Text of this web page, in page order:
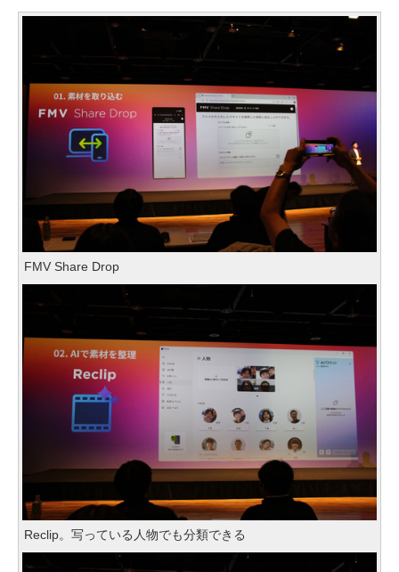
FMV Share Drop
Reclip。写っている人物でも分類できる